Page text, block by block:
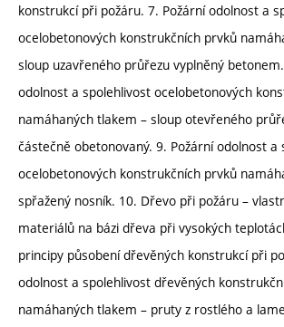
konstrukcí při požáru. 7. Požární odolnost a
ocelobetonových konstrukčních prvků
sloup uzavřeného průřezu vyplněný
odolnost a spolehlivost ocelobetonových
namáhaných tlakem – sloup otevřeného
částečně obetonovaný. 9. Požární odolnost a
ocelobetonových konstrukčních prvků
spřažený nosník. 10. Dřevo při požáru –
materiálů na bázi dřeva při vysokých
principy působení dřevěných konstrukcí při
odolnost a spolehlivost dřevěných
namáhaných tlakem – pruty z rostlého a